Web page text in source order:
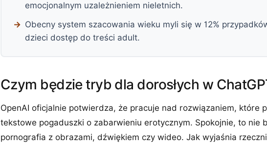
emocjonalnym uzależnieniem nieletnich.
Obecny system szacowania wieku myli się w 12%
dzieci dostęp do treści adult.
Czym będzie tryb dla dorosłych w
OpenAI oficjalnie potwierdza, że pracuje nad rozwiązaniem, które
tekstowe pogaduszki o zabarwieniu erotycznym. Spokojnie, to nie
pornografia z obrazami, dźwiękiem czy wideo. Jak wyjaśnia